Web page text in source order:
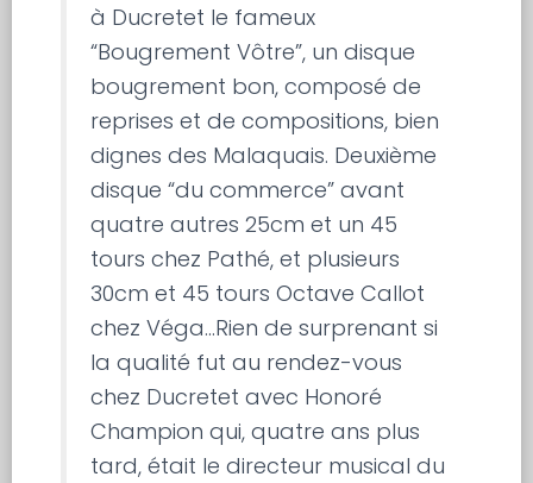
à Ducretet le fameux
“Bougrement Vôtre”, un disque
bougrement bon, composé de
reprises et de compositions, bien
dignes des Malaquais. Deuxième
disque “du commerce” avant
quatre autres 25cm et un 45
tours chez Pathé, et plusieurs
30cm et 45 tours Octave Callot
chez Véga…Rien de surprenant si
la qualité fut au rendez-vous
chez Ducretet avec Honoré
Champion qui, quatre ans plus
tard, était le directeur musical du